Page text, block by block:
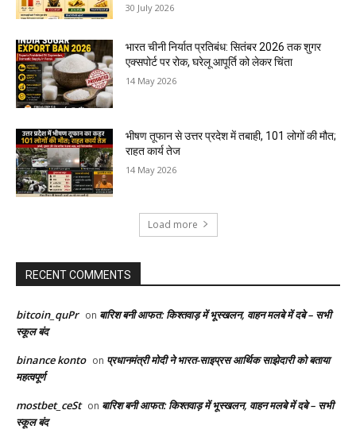
30 July 2026
भारत चीनी निर्यात प्रतिबंध: सितंबर 2026 तक शुगर
एक्सपोर्ट पर रोक, घरेलू आपूर्ति को लेकर चिंता
14 May 2026
भीषण तूफान से उत्तर प्रदेश में तबाही, 101 लोगों की मौत;
राहत कार्य तेज
14 May 2026
Load more
RECENT COMMENTS
bitcoin_quPr on बारिश बनी आफत: किश्तवाड़ में भूस्खलन, वाहन मलबे में दबे – सभी
स्कूल बंद
binance konto on प्रधानमंत्री मोदी ने भारत-साइप्रस आर्थिक साझेदारी को बताया
महत्वपूर्ण
mostbet_ceSt on बारिश बनी आफत: किश्तवाड़ में भूस्खलन, वाहन मलबे में दबे – सभी
स्कूल बंद